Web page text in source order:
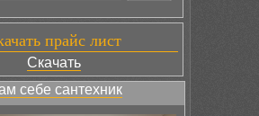
прайс лист
Скачать
себе сантехник